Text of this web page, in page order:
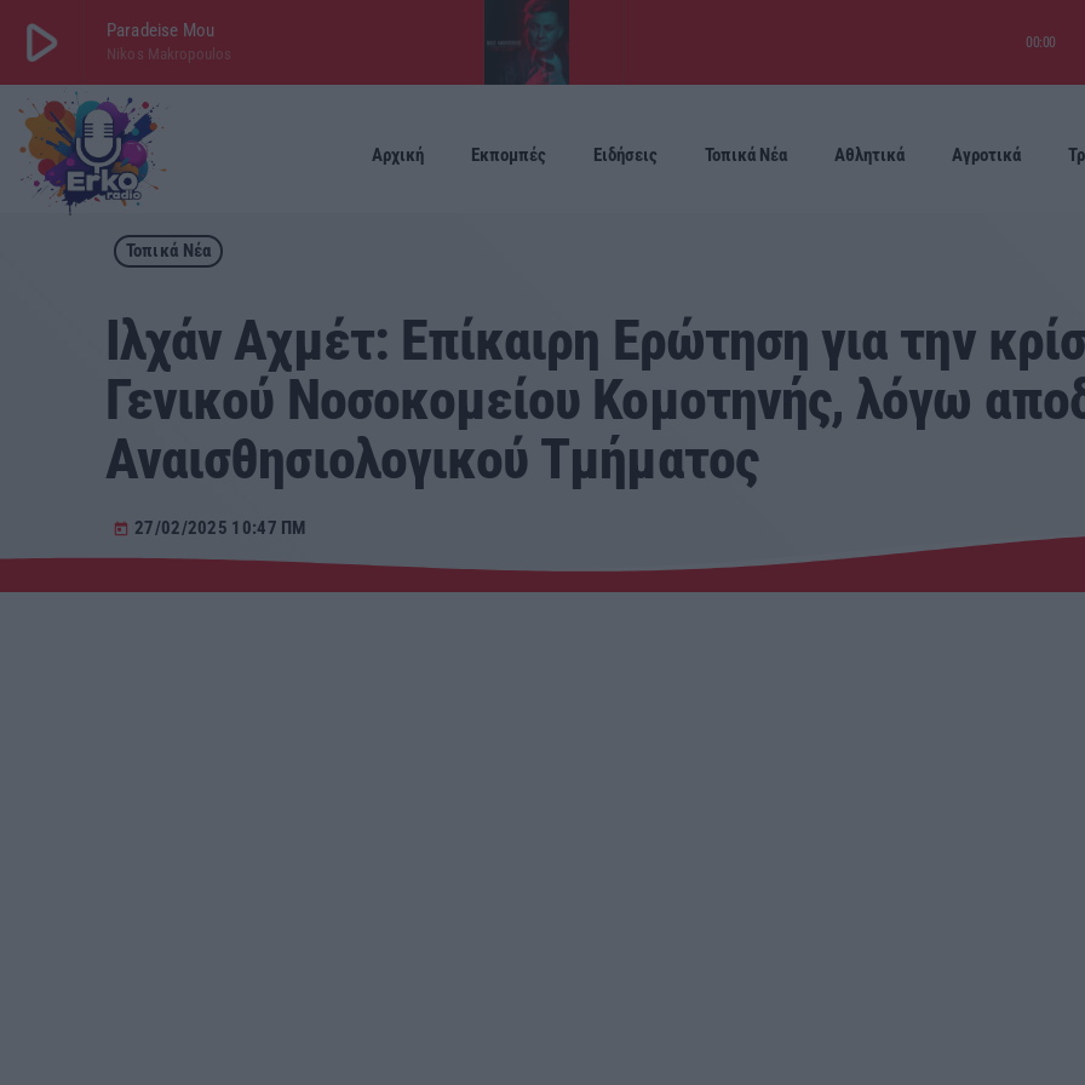
play_arrow Paradeise Mou
Nikos Makropoulos
00:00
play_arrow ΕΡΚΟ
LIVE
Αρχική Εκπομπές Ειδήσεις Τοπικά Νέα Αθλητικά Αγροτικά
Τοπικά Νέα
Ιλχάν Αχμέτ: Επίκαιρη Ερώτηση για την
Γενικού Νοσοκομείου Κομοτηνής, λόγω
Αναισθησιολογικού Τμήματος
today 27/02/2025 10:47 ΠΜ